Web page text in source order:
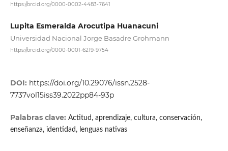
https://orcid.org/0000-0002-4483-7641
Lupita Esmeralda Arocutipa Huanacuni
Universidad Nacional Jorge Basadre Grohmann
https://orcid.org/0000-0001-6219-9754
DOI: https://doi.org/10.29076/issn.2528-
7737vol15iss39.2022pp84-93p
Palabras clave: Actitud, aprendizaje, cultura, conservación,
enseñanza, identidad, lenguas nativas